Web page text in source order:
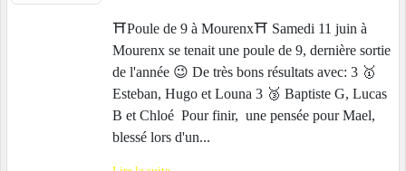
⛩Poule de 9 à Mourenx⛩ Samedi 11 juin à
Mourenx se tenait une poule de 9, dernière sortie
de l'année 😉 De très bons résultats avec: 3 🥇
Esteban, Hugo et Louna 3 🥉 Baptiste G, Lucas
B et Chloé Pour finir, une pensée pour Mael,
blessé lors d'un...